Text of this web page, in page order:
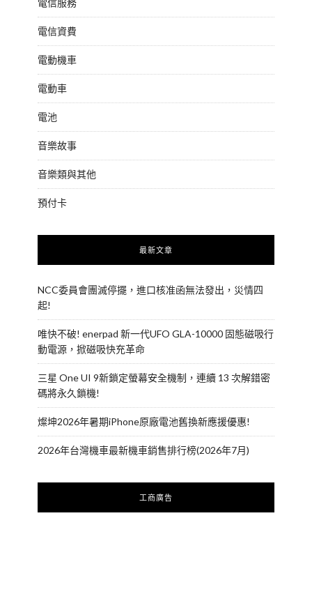
電信服務
電信資費
電動機車
電動車
電池
音樂故事
音樂類與其他
預付卡
最新文章
NCC委員會團滅停擺，進口核准函無法發出，災情四
起!
唯快不破! enerpad 新一代UFO GLA-10000 固態磁吸行
動電源，掀磁吸快充革命
三星 One UI 9新鎖定螢幕安全機制，連續 13 次解錯密
碼將永久鎖機!
燦坤2026年暑期iPhone原廠電池舊換新應援優惠!
2026年台灣機車最新機車銷售排行榜(2026年7月)
工商廣告